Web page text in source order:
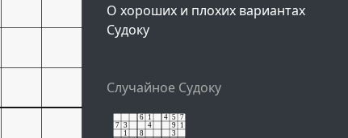
О хороших и плохих вариантах
Судоку
Случайное Судоку